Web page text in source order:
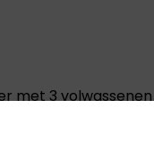
met 3